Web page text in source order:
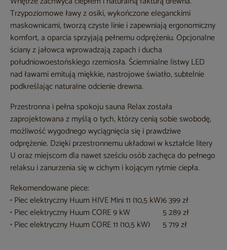
Trzypoziomowe ławy z osiki, wykończone eleganckimi
maskownicami, tworzą czyste linie i zapewniają ergonomiczny
komfort, a oparcia sprzyjają pełnemu odprężeniu. Opcjonalne
ściany z jałowca wprowadzają zapach i ducha
południowoestońskiego rzemiosła. Ściemnialne listwy LED
nad ławami emitują miękkie, nastrojowe światło, subtelnie
podkreślając naturalne odcienie drewna.
Przestronna i pełna spokoju sauna Relax została
zaprojektowana z myślą o tych, którzy cenią sobie swobodę,
możliwość wygodnego wyciągnięcia się i prawdziwe
odprężenie. Dzięki przestronnemu układowi w kształcie litery
U oraz miejscom dla nawet sześciu osób zachęca do pełnego
relaksu i zanurzenia się w cichym i kojącym rytmie ciepła.
Rekomendowane piece:
• Piec elektryczny Huum HIVE Mini 11 (10,5 kW)6 399 zł
• Piec elektryczny Huum CORE 9 kW
5 289 zł
• Piec elektryczny Huum CORE 11 (10,5 kW)
5 719 zł